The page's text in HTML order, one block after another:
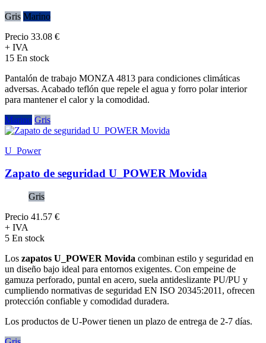
Gris Marino
Precio 33.08 €
+ IVA
15 En stock
Pantalón de trabajo MONZA 4813 para condiciones climáticas
adversas. Acabado teflón que repele el agua y forro polar interior
para mantener el calor y la comodidad.
Marino Gris
U_Power
Zapato de seguridad U_POWER Movida
Gris
Precio 41.57 €
+ IVA
5 En stock
Los zapatos U_POWER Movida combinan estilo y seguridad en
un diseño bajo ideal para entornos exigentes. Con empeine de
gamuza perforado, puntal en acero, suela antideslizante PU/PU y
cumpliendo normativas de seguridad EN ISO 20345:2011, ofrecen
protección confiable y comodidad duradera.
Los productos de U-Power tienen un plazo de entrega de 2-7 días.